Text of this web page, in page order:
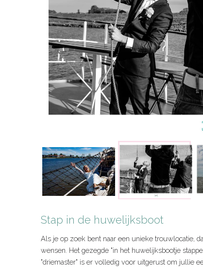
Stap in de huwelijksboot
Als je op zoek bent naar een unieke trouwlocatie,
wensen. Het gezegde "in het huwelijksbootje
"driemaster" is er volledig voor uitgerust om jullie